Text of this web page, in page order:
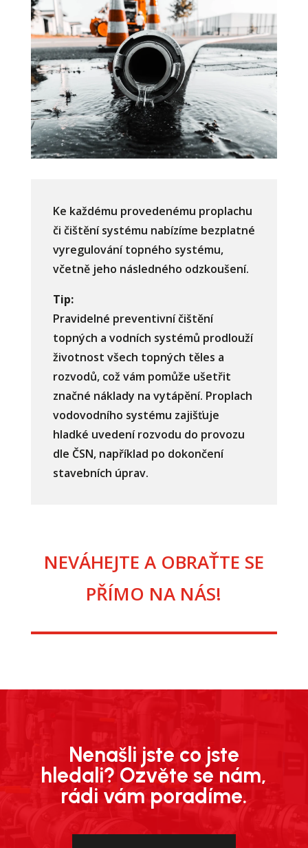
Ke každému provedenému proplachu
či čištění systému nabízíme bezplatné
vyregulování topného systému,
včetně jeho následného odzkoušení.
Tip:
Pravidelné preventivní čištění
topných a vodních systémů prodlouží
životnost všech topných těles a
rozvodů, což vám pomůže ušetřit
značné náklady na vytápění. Proplach
vodovodního systému zajišťuje
hladké uvedení rozvodu do provozu
dle ČSN, například po dokončení
stavebních úprav.
NEVÁHEJTE A OBRAŤTE SE
PŘÍMO NA NÁS!
Nenašli jste co jste
hledali? Ozvěte se nám,
rádi vám poradíme.